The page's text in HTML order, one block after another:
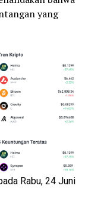
yang
Rabu, 24 Juni